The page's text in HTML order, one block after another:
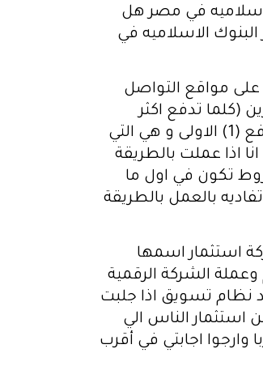
في مصر هل
الاسلاميه في
على مواقع التواصل
(كلما تدفع اكثر
تعرضها للناس اكثر) و الإشكال هو طريقة دفع المال لشركة حيث عند دفع المال للشركة هناك وسيلتين للدفع (1) الاولى و هي التي
فهل انا اذا عملت بالطريقة
تكون في اول ما
بالعمل بالطريقة
استثمار اسمها
الشركة الرقمية
حتى تستطيع بيع السهم. ويوجد نظام تسويق اذا جلبت
ثابت شهريا لمدة ٧ سنوات / ٧-١٠ بلمية من استثماري و ٥ بلمية من استثمار الناس الي
اجابتي في أقرب